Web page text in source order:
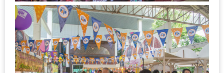
(ดี
คอน
โด
นิม)
เชียงใหม่